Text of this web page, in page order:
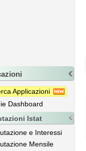
Applicazioni
Dashboard
Istat
e Interessi
Mensile